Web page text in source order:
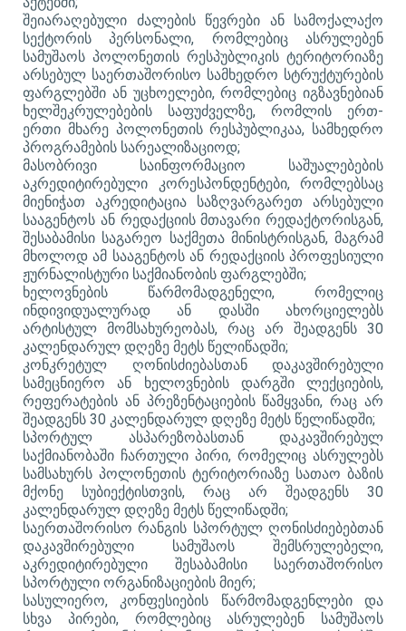
შეიარაღებული ძალების წევრები ან სამოქალაქო
სექტორის პერსონალი, რომლებიც ასრულებენ
სამუშაოს პოლონეთის რესპუბლიკის ტერიტორიაზე
არსებულ საერთაშორისო სამხედრო სტრუქტურების
ფარგლებში ან უცხოელები, რომლებიც იგზავნებიან
ხელშეკრულებების საფუძველზე, რომლის ერთ-
ერთი მხარე პოლონეთის რესპუბლიკაა, სამხედრო
პროგრამების სარეალიზაციოდ;
მასობრივი საინფორმაციო საშუალებების
აკრედიტირებული კორესპონდენტები, რომლებსაც
მიენიჭათ აკრედიტაცია საზღვარგარეთ არსებული
სააგენტოს ან რედაქციის მთავარი რედაქტორისგან,
შესაბამისი საგარეო საქმეთა მინისტრისგან, მაგრამ
მხოლოდ ამ სააგენტოს ან რედაქციის პროფესიული
ჟურნალისტური საქმიანობის ფარგლებში;
ხელოვნების წარმომადგენელი, რომელიც
ინდივიდუალურად ან დასში ახორციელებს
არტისტულ მომსახურეობას, რაც არ შეადგენს 30
კალენდარულ დღეზე მეტს წელიწადში;
კონკრეტულ ღონისძიებასთან დაკავშირებული
სამეცნიერო ან ხელოვნების დარგში ლექციების,
რეფერატების ან პრეზენტაციების წამყვანი, რაც არ
შეადგენს 30 კალენდარულ დღეზე მეტს წელიწადში;
სპორტულ ასპარეზობასთან დაკავშირებულ
საქმიანობაში ჩართული პირი, რომელიც ასრულებს
სამსახურს პოლონეთის ტერიტორიაზე სათაო ბაზის
მქონე სუბიექტისთვის, რაც არ შეადგენს 30
კალენდარულ დღეზე მეტს წელიწადში;
საერთაშორისო რანგის სპორტულ ღონისძიებებთან
დაკავშირებული სამუშაოს შემსრულებელი,
აკრედიტირებული შესაბამისი საერთაშორისო
სპორტული ორგანიზაციების მიერ;
სასულიერო, კონფესიების წარმომადგენლები და
სხვა პირები, რომლებიც ასრულებენ სამუშაოს